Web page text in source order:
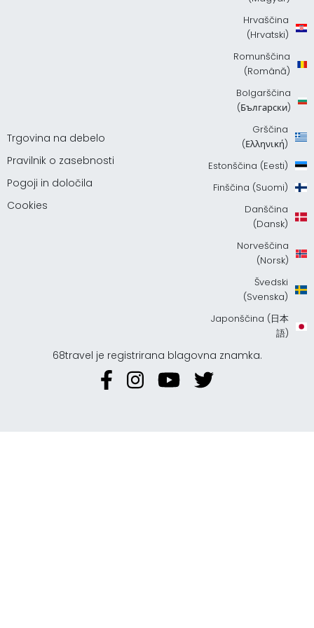
Trgovina na debelo
Pravilnik o zasebnosti
Pogoji in določila
Cookies
Hrvaščina
(Hrvatski)
Romunščina
(Română)
Bolgarščina
(Български)
Grščina
(Ελληνική)
Estonščina (Eesti)
Finščina (Suomi)
Danščina
(Dansk)
Norveščina
(Norsk)
Švedski
(Svenska)
Japonščina (日本
語)
68travel je registrirana blagovna znamka.